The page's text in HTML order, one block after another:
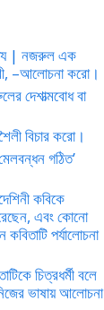
| নজরুল এক
–আলোচনা করো।
দেশাত্মবোধ বা
বিচার করো।
গঠিত’
কবিকে
এবং কোনো
কবিতাটি পর্যালোচনা
চিত্রধর্মী বলে
ভাষায় আলোচনা